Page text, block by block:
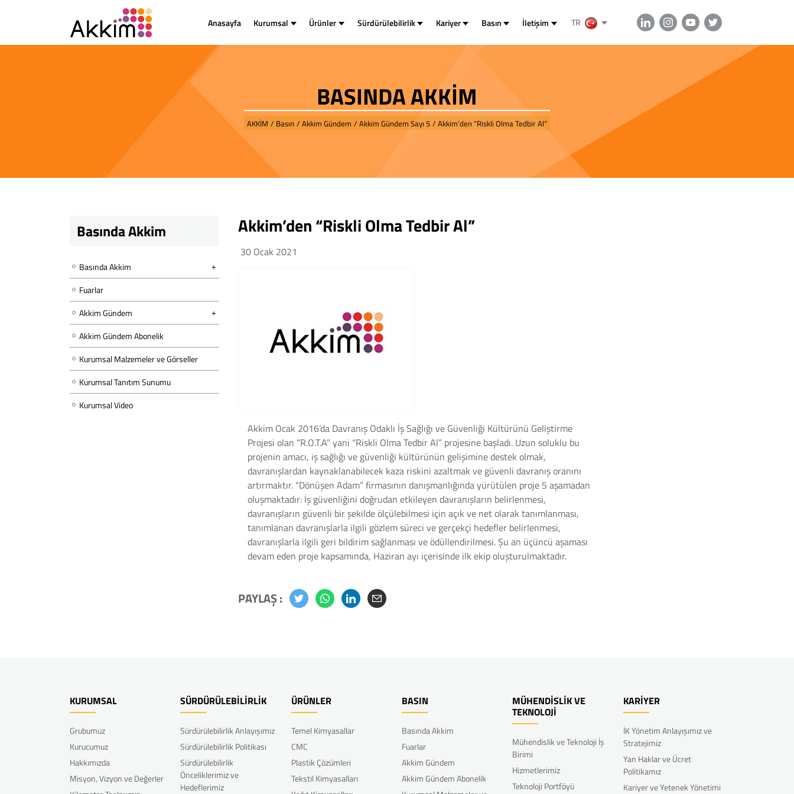
Anasayfa Kurumsal Ürünler Sürdürülebilirlik Kariyer Basın İletişim TR
BASINDA AKKİM
AKKİM / Basın / Akkim Gündem / Akkim Gündem Sayı 5 / Akkim’den “Riskli Olma Tedbir Al”
Basında Akkim
Basında Akkim
Fuarlar
Akkim Gündem
Akkim Gündem Abonelik
Kurumsal Malzemeler ve Görseller
Kurumsal Tanıtım Sunumu
Kurumsal Video
Akkim’den “Riskli Olma Tedbir Al”
30 Ocak 2021
Akkim Ocak 2016’da Davranış Odaklı İş Sağlığı ve Güvenliği Kültürünü Geliştirme
Projesi olan “R.O.T.A” yani “Riskli Olma Tedbir Al” projesine başladı. Uzun soluklu bu
projenin amacı, iş sağlığı ve güvenliği kültürünün gelişimine destek olmak,
davranışlardan kaynaklanabilecek kaza riskini azaltmak ve güvenli davranış oranını
artırmaktır. “Dönüşen Adam” firmasının danışmanlığında yürütülen proje 5 aşamadan
oluşmaktadır: İş güvenliğini doğrudan etkileyen davranışların belirlenmesi,
davranışların güvenli bir şekilde ölçülebilmesi için açık ve net olarak tanımlanması,
tanımlanan davranışlarla ilgili gözlem süreci ve gerçekçi hedefler belirlenmesi,
davranışlarla ilgili geri bildirim sağlanması ve ödüllendirilmesi. Şu an üçüncü aşaması
devam eden proje kapsamında, Haziran ayı içerisinde ilk ekip oluşturulmaktadır.
PAYLAŞ :
KURUMSAL
Grubumuz
Kurucumuz
Hakkımızda
Misyon, Vizyon ve Değerler
SÜRDÜRÜLEBİLİRLİK
Sürdürülebilirlik Anlayışımız
Sürdürülebilirlik Politikası
Sürdürülebilirlik
Önceliklerimiz ve
Hedeflerimiz
ÜRÜNLER
Temel Kimyasallar
CMC
Plastik Çözümleri
Tekstil Kimyasalları
BASIN
Basında Akkim
Fuarlar
Akkim Gündem
Akkim Gündem Abonelik
MÜHENDİSLİK VE
TEKNOLOJİ
Mühendislik ve Teknoloji İş
Birimi
Hizmetlerimiz
Teknoloji Portföyü
KARİYER
İK Yönetim Anlayışımız ve
Stratejimiz
Yan Haklar ve Ücret
Politikamız
Kariyer ve Yetenek Yönetimi